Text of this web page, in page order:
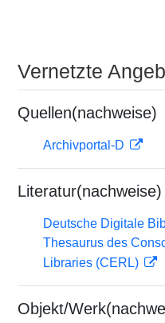
Vernetzte
Quellen(nachweise)
Archivportal-D
Literatur(nachweise)
Deutsche Digitale
Thesaurus des
Libraries (CERL)
Objekt/